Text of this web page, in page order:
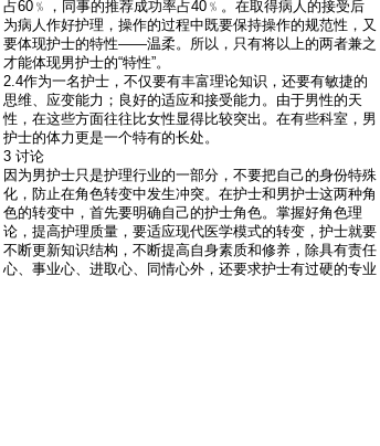
占60﹪，同事的推荐成功率占40﹪。在取得病人的接受后
为病人作好护理，操作的过程中既要保持操作的规范性，又
要体现护士的特性――温柔。所以，只有将以上的两者兼之
才能体现男护士的“特性”。
2.4作为一名护士，不仅要有丰富理论知识，还要有敏捷的
思维、应变能力；良好的适应和接受能力。由于男性的天
性，在这些方面往往比女性显得比较突出。在有些科室，男
护士的体力更是一个特有的长处。
3 讨论
因为男护士只是护理行业的一部分，不要把自己的身份特殊
化，防止在角色转变中发生冲突。在护士和男护士这两种角
色的转变中，首先要明确自己的护士角色。掌握好角色理
论，提高护理质量，要适应现代医学模式的转变，护士就要
不断更新知识结构，不断提高自身素质和修养，除具有责任
心、事业心、进取心、同情心外，还要求护士有过硬的专业